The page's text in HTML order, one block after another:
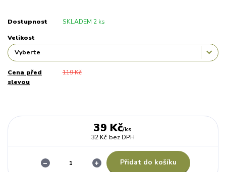
Dostupnost SKLADEM 2 ks
Velikost
Cena před
slevou
119 Kč
39 Kč/ks
32 Kč bez DPH
Přidat do košíku